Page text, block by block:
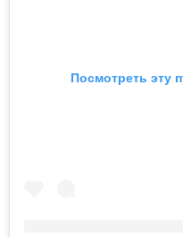
Посмотреть эту